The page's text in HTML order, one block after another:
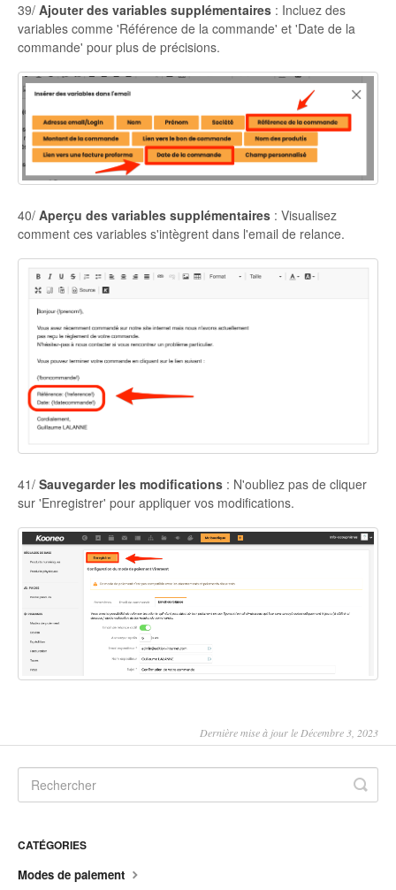
39/ Ajouter des variables supplémentaires : Incluez des
variables comme 'Référence de la commande' et 'Date de la
commande' pour plus de précisions.
40/ Aperçu des variables supplémentaires : Visualisez
comment ces variables s'intègrent dans l'email de relance.
41/ Sauvegarder les modifications : N'oubliez pas de cliquer
sur 'Enregistrer' pour appliquer vos modifications.
Dernière mise à jour le Décembre 3, 2023
CATÉGORIES
Modes de paiement